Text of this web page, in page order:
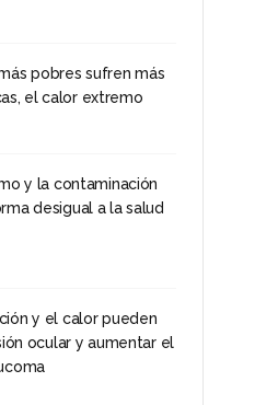
pobres sufren más
el calor extremo
y la contaminación
desigual a la salud
y el calor pueden
ocular y aumentar el